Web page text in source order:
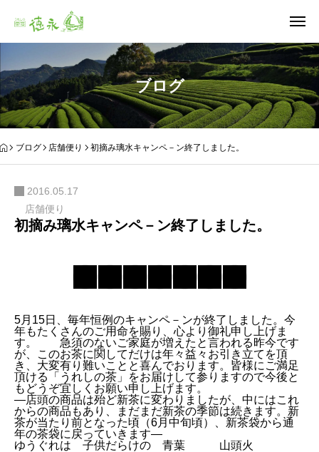
ブログ
ブログ 店舗便り 初摘み璃水キャンペ－ン終了しました。
2016.05.17
店舗便り
初摘み璃水キャンペ－ン終了しました。
5月15日、毎年恒例のキャンペ－ンが終了しました。今
年もたくさんのご用命を賜り、心より御礼申し上げま
す。 急須のないご家庭が増えたと言われる昨今です
が、このお茶に関してだけは年々益々お引き立てを頂
き、大変有り難いことと喜んでおります。皆様にご満足
頂ける「うれしの茶」をお届けして参りますので今後と
もどうぞ宜しくお願い申し上げます。
—店頭の商品は殆ど新茶に変わりましたが、中にはこれ
からの商品もあり、まだまだ新茶の季節は続きます。新
茶が当たり前となった頃（6月中旬頃）、新茶袋から通
年の茶袋に戻っていきます—
ゆうぐれは 子供だらけの 青葉 山頭火